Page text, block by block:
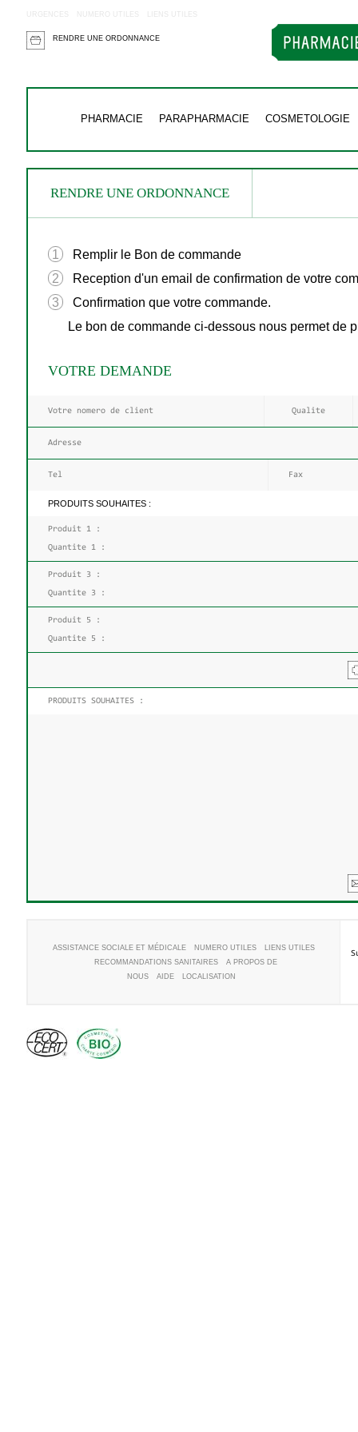
URGENCES NUMERO UTILES LIENS UTILES
RENDRE UNE ORDONNANCE
PHARMACIE PARAPHARMACIE COSMETOLOGIE
RENDRE UNE ORDONNANCE
1 Remplir le Bon de commande
2 Reception d'un email de confirmation de votre
3 Confirmation que votre commande.
Le bon de commande ci-dessous nous permet de
VOTRE DEMANDE
PRODUITS SOUHAITES :
PRODUITS SOUHAITES :
ASSISTANCE SOCIALE ET MÉDICALE NUMERO UTILES
LIENS UTILES
RECOMMANDATIONS SANITAIRES
A PROPOS DE
NOUS
AIDE LOCALISATION